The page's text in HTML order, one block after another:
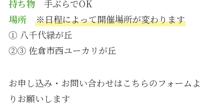
持ち物手ぶらでOK
場所
※日程によって開催場所が変わります
① 八千代緑が丘
②③ 佐倉市西ユーカリが丘
お申し込み・お問い合わせはこちらのフォームよ
りお願いします